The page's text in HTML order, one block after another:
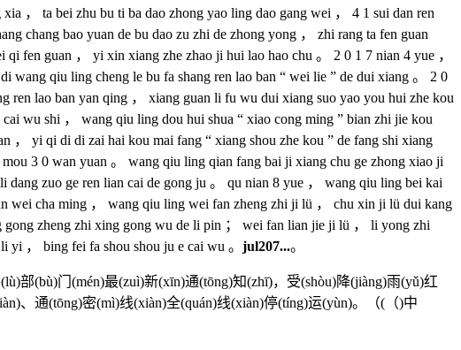
， ta bei zhu bu ti ba dao zhong yao ling dao gang wei ， 4 1 sui dan ren
chang bao yuan de bu dao zu zhi de zhong yong ， zhi rang ta fen guan
fen guan ， yi xin xiang zhe zhao ji hui lao hao chu 。 2 0 1 7 nian 4 yue ，
wang qiu ling cheng le bu fa shang ren lao ban “ wei lie ” de dui xiang 。 2 0
ren lao ban yan qing ， xiang guan li fu wu dui xiang suo yao you hui zhe kou
wu shi ， wang qiu ling dou hui shua “ xiao cong ming ” bian zhi jie kou
， yi qi di di zai hai kou mai fang “ xiang shou zhe kou ” de fang shi xiang
3 0 wan yuan 。 wang qiu ling qian fang bai ji xiang chu ge zhong xiao ji
zuo ge ren lian cai de gong ju 。 qu nian 8 yue ， wang qiu ling bei kai
wei cha ming ， wang qiu ling wei fan zheng zhi ji lü ， chu xin ji lü dui kang
zheng zhi xing gong wu de li pin ； wei fan lian jie ji lü ， li yong zhi
， bing fei fa shou shou ju e cai wu 。 jul207...。
部(bù)门(mén)最(zuì)新(xīn)通(tōng)知(zhī)，受(shòu)降(jiàng)雨(yǔ)红
、通(tōng)密(mì)线(xiàn)全(quán)线(xiàn)停(tíng)运(yùn)。（(（)中